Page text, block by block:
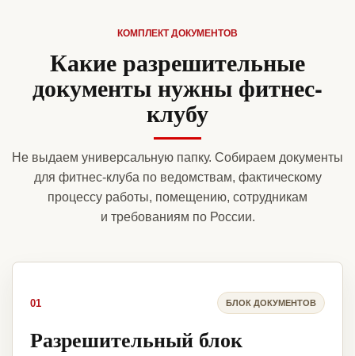
КОМПЛЕКТ ДОКУМЕНТОВ
Какие разрешительные
документы нужны фитнес-
клубу
Не выдаем универсальную папку. Собираем документы
для фитнес-клуба по ведомствам, фактическому
процессу работы, помещению, сотрудникам
и требованиям по России.
01 БЛОК ДОКУМЕНТОВ
Разрешительный блок